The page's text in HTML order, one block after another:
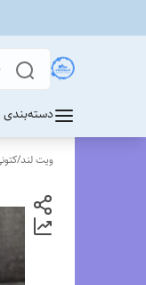
ویت لند/